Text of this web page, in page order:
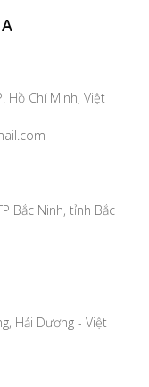
Hồ Chí Minh, Việt
Bắc Ninh, tỉnh Bắc
Hải Dương - Việt